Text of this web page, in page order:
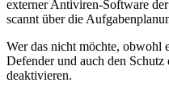
externer Antiviren-Software
scannt über die
Wer das nicht möchte, obwohl
Defender und auch den
deaktivieren.